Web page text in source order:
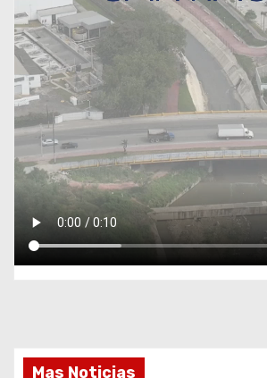
Mas Noticias